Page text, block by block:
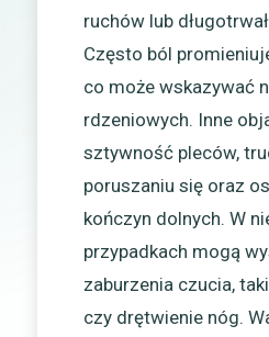
ruchów lub
Często ból
co może wskazywać
rdzeniowych. Inne
sztywność pleców,
poruszaniu się oraz
kończyn dolnych. W
przypadkach mogą
zaburzenia czucia,
czy drętwienie nóg.